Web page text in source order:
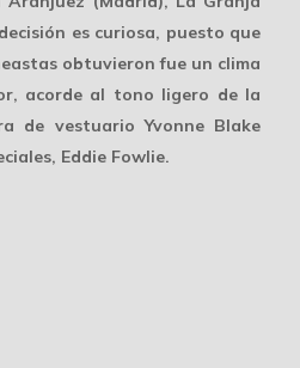
es curiosa, puesto que
obtuvieron fue un clima
acorde al tono ligero de la
de vestuario Yvonne Blake
Eddie Fowlie.